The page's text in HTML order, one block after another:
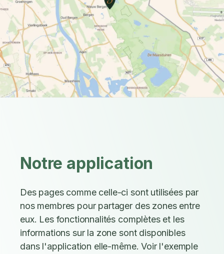
Notre application
Des pages comme celle-ci sont utilisées par
nos membres pour partager des zones entre
eux. Les fonctionnalités complètes et les
informations sur la zone sont disponibles
dans l'application elle-même. Voir l'exemple